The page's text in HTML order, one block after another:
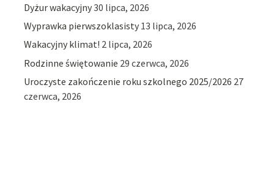
Dyżur wakacyjny30 lipca, 2026
Wyprawka pierwszoklasisty 13 lipca, 2026
Wakacyjny klimat! 2 lipca, 2026
Rodzinne świętowanie 29 czerwca, 2026
Uroczyste zakończenie roku szkolnego 2025/2026 27
czerwca, 2026